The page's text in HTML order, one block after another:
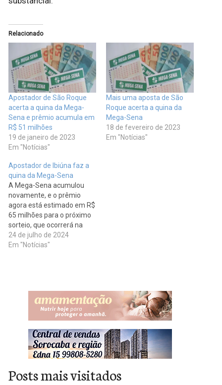
Relacionado
Apostador de São Roque
acerta a quina da Mega-
Sena e prêmio acumula em
R$ 51 milhões
19 de janeiro de 2023
Em "Notícias"
Mais uma aposta de São
Roque acerta a quina da
Mega-Sena
18 de fevereiro de 2023
Em "Notícias"
Apostador de Ibiúna faz a
quina da Mega-Sena
A Mega-Sena acumulou
novamente, e o prêmio
agora está estimado em R$
65 milhões para o próximo
sorteio, que ocorrerá na
quinta-feira (25). Nenhum
apostador conseguiu
sorteados foram: 04 –…
24 de julho de 2024
Em "Notícias"
Posts mais visitados